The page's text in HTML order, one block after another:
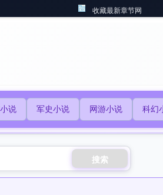
收藏最新章节网
说 军史小说 网游小说 科幻
搜索